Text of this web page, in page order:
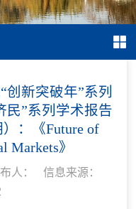
新突破年”系列
民”系列学术报告
：《Future of
Markets》
人：
信息来源：